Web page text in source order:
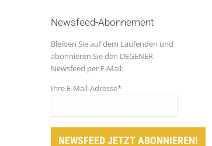
Newsfeed-Abonnement
Bleiben Sie auf dem Laufenden und
abonnieren Sie den DEGENER
Newsfeed per E-Mail:
Ihre E-Mail-Adresse*